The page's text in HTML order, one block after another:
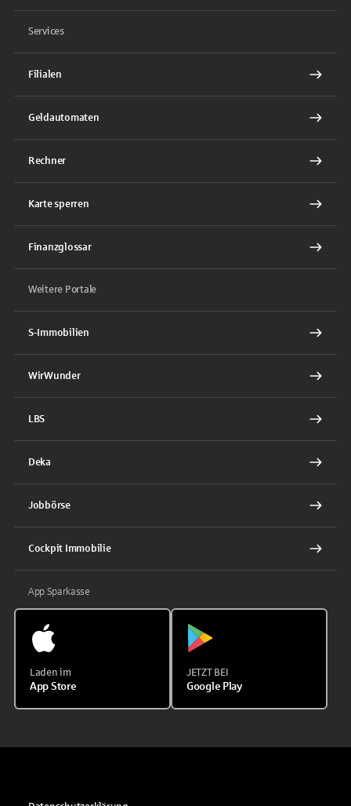
Services
Filialen
Geldautomaten
Rechner
Karte sperren
Finanzglossar
Weitere Portale
S-Immobilien
WirWunder
LBS
Deka
Jobbörse
Cockpit Immobilie
App Sparkasse
Laden im
App Store
JETZT BEI
Google Play